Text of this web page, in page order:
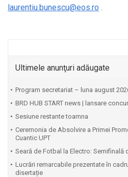
laurentiu.bunescu@eos.ro
Ultimele anunţuri adăugate
Program secretariat – luna august
BRD HUB START news | lansare
Sesiune restante toamna
Ceremonia de Absolvire a Primei
Cuantic UPT
⁠Seară de Fotbal la Electro: Semifinală
Lucrări remarcabile prezentate în
disertație